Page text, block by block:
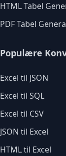
HTML Tabel
PDF Tabel
Populære
Excel til JSON
Excel til SQL
Excel til CSV
JSON til Excel
HTML til Excel